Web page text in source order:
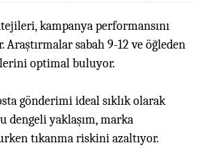
kampanya performansını
Araştırmalar sabah 9-12 ve öğleden
optimal buluyor.
gönderimi ideal sıklık olarak
dengeli yaklaşım, marka
tıkanma riskini azaltıyor.